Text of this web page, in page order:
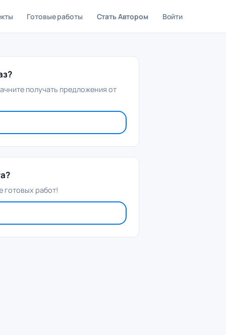
Готовые работы Стать Автором Войти
получать предложения от
готовых работ!